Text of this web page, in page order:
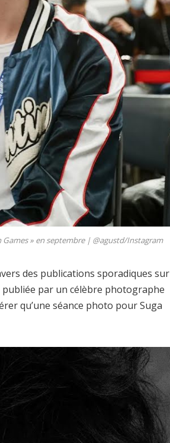
Games » en septembre | @agustd/Instagram
des publications sporadiques sur
par un célèbre photographe
qu’une séance photo pour Suga